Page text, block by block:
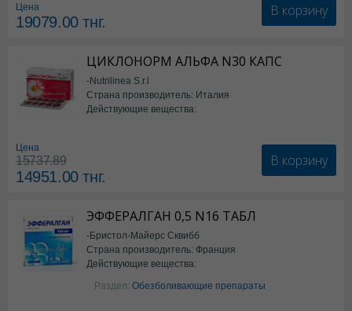
Цена
19079.00тнг.
В корзину
ЦИКЛОНОРМ АЛЬФА N30 КАПС
-Nutrilinea S.r.l
Страна производитель: Италия
Действующие вещества:
Цена
15737.89
14951.00тнг.
В корзину
ЭФФЕРАЛГАН 0,5 N16 ТАБЛ
-Бристол-Майерс Сквибб
Страна производитель: Франция
Действующие вещества:
Парацетамол
Раздел: Обезболивающие препараты